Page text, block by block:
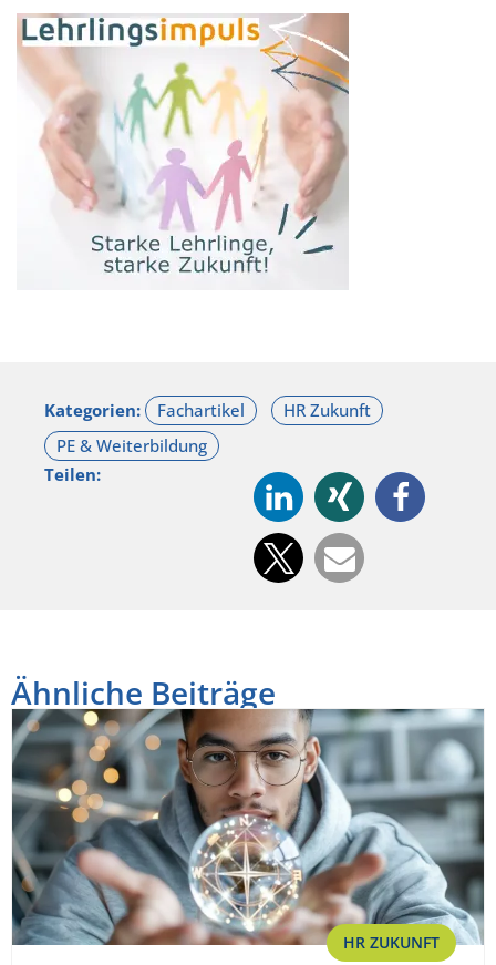
Kategorien:
Teilen:
Ähnliche Beiträge
HR ZUKUNFT